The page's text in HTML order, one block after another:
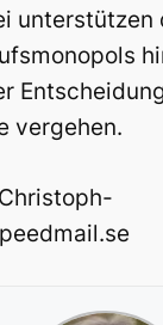
unterstützen
vergehen.